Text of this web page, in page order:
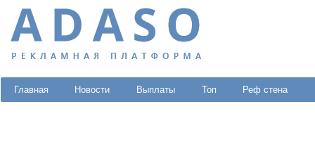
Главная Новости Выплаты Топ Реф стена